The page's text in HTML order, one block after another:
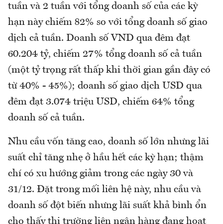
tuần và 2 tuần với tổng doanh số của các kỳ
hạn này chiếm 82% so với tổng doanh số giao
dịch cả tuần. Doanh số VND qua đêm đạt
60.204 tỷ, chiếm 27% tổng doanh số cả tuần
(một tỷ trọng rất thấp khi thời gian gần đây có
từ 40% - 45%); doanh số giao dịch USD qua
đêm đạt 3.074 triệu USD, chiếm 64% tổng
doanh số cả tuần.
Nhu cầu vốn tăng cao, doanh số lớn nhưng lãi
suất chỉ tăng nhẹ ở hầu hết các kỳ hạn; thậm
chí có xu hướng giảm trong các ngày 30 và
31/12. Đặt trong mối liên hệ này, nhu cầu và
doanh số đột biến nhưng lãi suất khả bình ổn
cho thấy thị trường liên ngân hàng đang hoạt